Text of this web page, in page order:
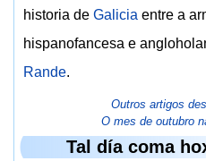
historia de Galicia entre a
hispanofancesa e
Rande.
Outros artigos
O mes de outubro
Tal día coma